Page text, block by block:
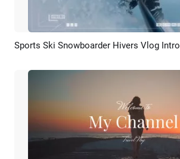
Aperçu Créer IA
Sports Ski Snowboarder Hivers Vlog Intro